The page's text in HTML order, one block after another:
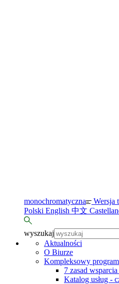
monochromatyczna Wersja
Polski English 中文
wyszukaj
Aktualności
O Biurze
Kompleksowy
7 zasad
Katalog usług -